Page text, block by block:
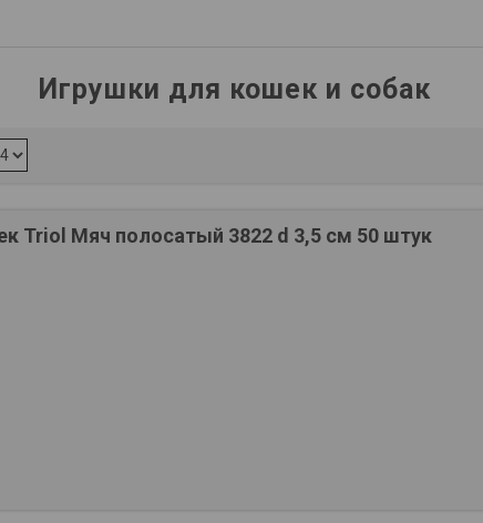
Игрушки для кошек и собак
Triol Мяч полосатый 3822 d 3,5 см 50 штук